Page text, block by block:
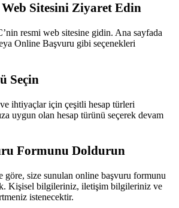
Web Sitesini Ziyaret Edin
resmi web sitesine gidin. Ana sayfada
Online Başvuru gibi seçenekleri
Seçin
ihtiyaçlar için çeşitli hesap türleri
uygun olan hesap türünü seçerek devam
Formunu Doldurun
göre, size sunulan online başvuru formunu
Kişisel bilgileriniz, iletişim bilgileriniz ve
istenecektir.